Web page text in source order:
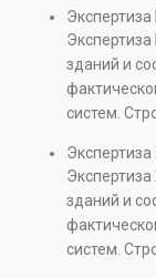
элементов
Услуга
также при
проверках.
зданий и
систем.
элементов
Услуга
также при
проверках.
зданий и
систем.